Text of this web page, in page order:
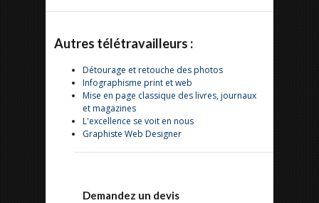
Autres télétravailleurs :
Détourage et retouche des photos
Infographisme print et web
Mise en page classique des livres, journaux
et magazines
L'excellence se voit en nous
Graphiste Web Designer
Demandez un devis